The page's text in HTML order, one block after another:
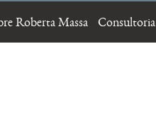
Roberta Massa Consultoria